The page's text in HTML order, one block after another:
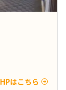
HPはこちら